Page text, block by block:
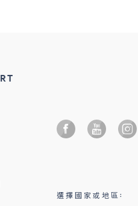
選擇國家或地區: